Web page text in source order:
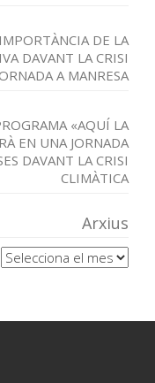
DE LA
DAVANT LA CRISI
A MANRESA
«AQUÍ LA
EN UNA JORNADA
DAVANT LA CRISI
CLIMÀTICA
Arxius
Arxius